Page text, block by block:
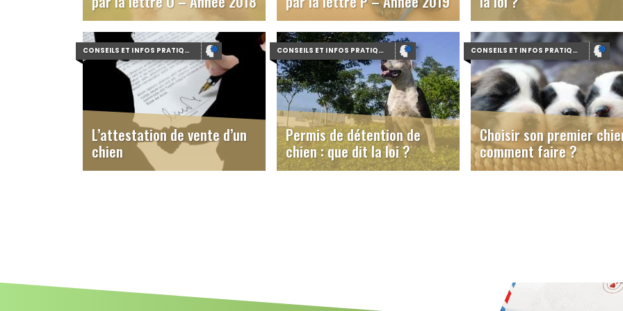
CONSEILS ET INFOS PRATIQUES
L’attestation de vente d’un
chien
CONSEILS ET INFOS PRATIQUES
Permis de détention de
chien : que dit la loi ?
CONSEILS ET INFOS PRATIQUES
Choisir son premier
comment faire ?